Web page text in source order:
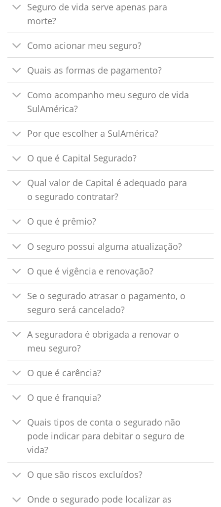
Seguro de vida serve apenas para
morte?
Como acionar meu seguro?
Quais as formas de pagamento?
Como acompanho meu seguro de vida
SulAmérica?
Por que escolher a SulAmérica?
O que é Capital Segurado?
Qual valor de Capital é adequado para
o segurado contratar?
O que é prêmio?
O seguro possui alguma atualização?
O que é vigência e renovação?
Se o segurado atrasar o pagamento, o
seguro será cancelado?
A seguradora é obrigada a renovar o
meu seguro?
O que é carência?
O que é franquia?
Quais tipos de conta o segurado não
pode indicar para debitar o seguro de
vida?
O que são riscos excluídos?
Onde o segurado pode localizar as